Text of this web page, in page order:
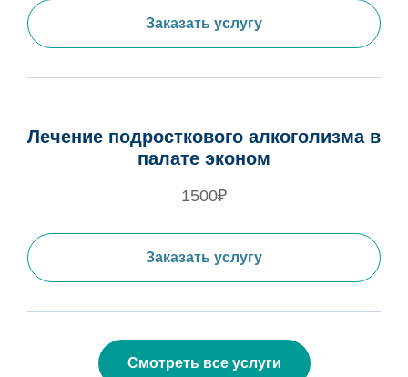
Заказать услугу
Лечение подросткового алкоголизма в
палате эконом
1500₽
Заказать услугу
Смотреть все услуги